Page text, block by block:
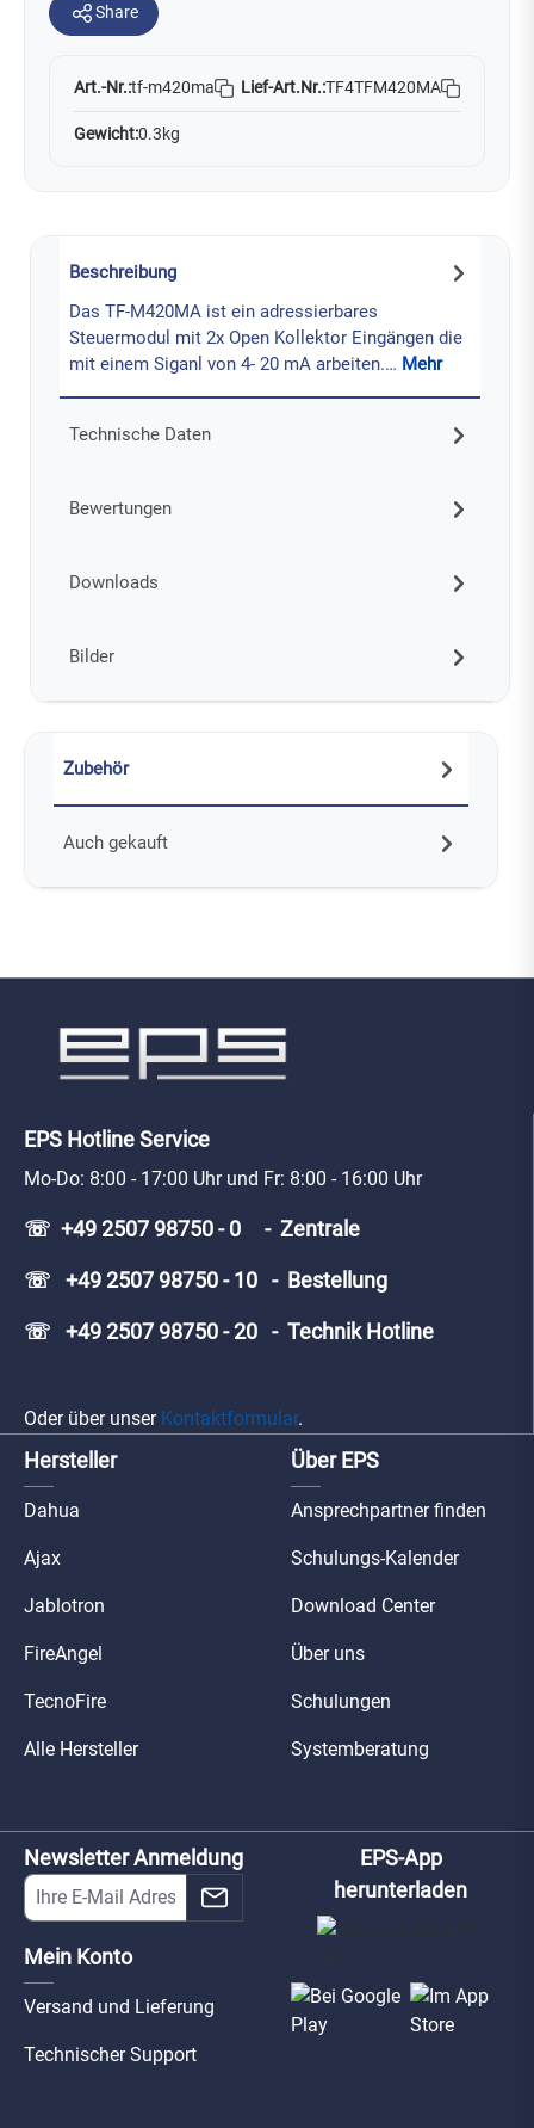
Share
Art.-Nr.:tf-m420ma Lief-Art.Nr.:TF4TFM420MA
Gewicht:0.3kg
Beschreibung
Das TF-M420MA ist ein adressierbares
Steuermodul mit 2x Open Kollektor Eingängen die
mit einem Siganl von 4- 20 mA arbeiten.… Mehr
Technische Daten
Bewertungen
Downloads
Bilder
Zubehör
Auch gekauft
EPS Hotline Service
Mo-Do: 8:00 - 17:00 Uhr und Fr: 8:00 - 16:00 Uhr
☏ +49 2507 98750 - 0 - Zentrale
☏ +49 2507 98750 - 10 - Bestellung
☏ +49 2507 98750 - 20 - Technik Hotline
Oder über unser Kontaktformular.
Hersteller
Dahua
Ajax
Jablotron
FireAngel
TecnoFire
Alle Hersteller
Über EPS
Ansprechpartner finden
Schulungs-Kalender
Download Center
Über uns
Schulungen
Systemberatung
Newsletter Anmeldung
Mein Konto
Versand und Lieferung
Technischer Support
EPS-App
herunterladen